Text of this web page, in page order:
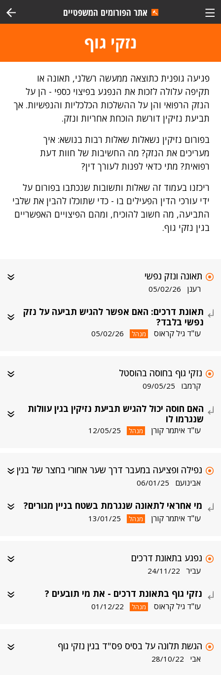
אתר הפורומים המשפטיים
נזקי גוף
פגיעה גופנית כתוצאה ממעשה רשלני, תאונה או
תקיפה עלולה לזכות את הנפגע בפיצוי כספי - הן על
הנזק הרפואי והן על ההשלכות הכלכליות והנפשיות. אך
תביעת נזיקין דורשת הוכחת אחריות ונזק.
בפורום נזיקין נשאלות שאלות רבות בנושא: איך
מעריכים את הנזק? מה החשיבות של חוות דעת
רפואית? מתי כדאי לפנות לעורך דין?
ריכזנו בעמוד זה שאלות ותשובות שנכתבו בפורום על
ידי עורכי הדין הפעילים בו - כדי שתוכלו להבין את שלבי
התביעה, מה חשוב להוכיח, ומהם הפיצויים האפשריים
בגין נזקי גוף.
תאונה ונזק נפשי
רענן 05/02/26
תאונת דרכים: האם אפשר להגיש תביעה על נזק
נפשי בלבד?
עו"ד גיל קראוס מנהל 05/02/26
נזקי גוף בחוסה בהוסטל
קרמבו 09/05/25
האם חוסה יכול להגיש תביעת נזיקין בגין עוולות
שנגרמו לו
עו"ד איתמר קורן מנהל 12/05/25
נפילה ופציעה במעבר דרך שער אחורי בחצר של בנין
אבינועם 06/01/25
מי אחראי לתאונה שנגרמת בשטח בניין מגורים?
עו"ד איתמר קורן מנהל 13/01/25
נפגע בתאונת דרכים
עביר 24/11/22
נזקי גוף בתאונת דרכים - את מי תובעים ?
עו"ד גיל קראוס מנהל 01/12/22
הגשת תלונה על בסיס פס"ד בגין נזקי גוף
אבי 28/10/22